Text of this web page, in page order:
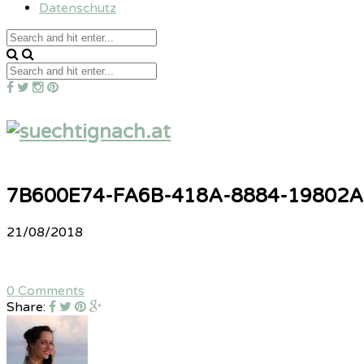
Datenschutz
7B600E74-FA6B-418A-8884-
21/08/2018
0 Comments
Share: